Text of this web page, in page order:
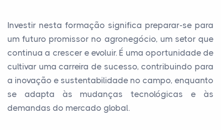
Investir nesta formação significa preparar-se para
um futuro promissor no agronegócio, um setor que
continua a crescer e evoluir. É uma oportunidade de
cultivar uma carreira de sucesso, contribuindo para
a inovação e sustentabilidade no campo, enquanto
se adapta às mudanças tecnológicas e às
demandas do mercado global.